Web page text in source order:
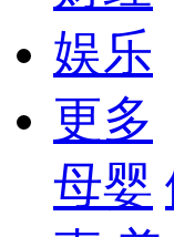
娱乐
更多
母婴